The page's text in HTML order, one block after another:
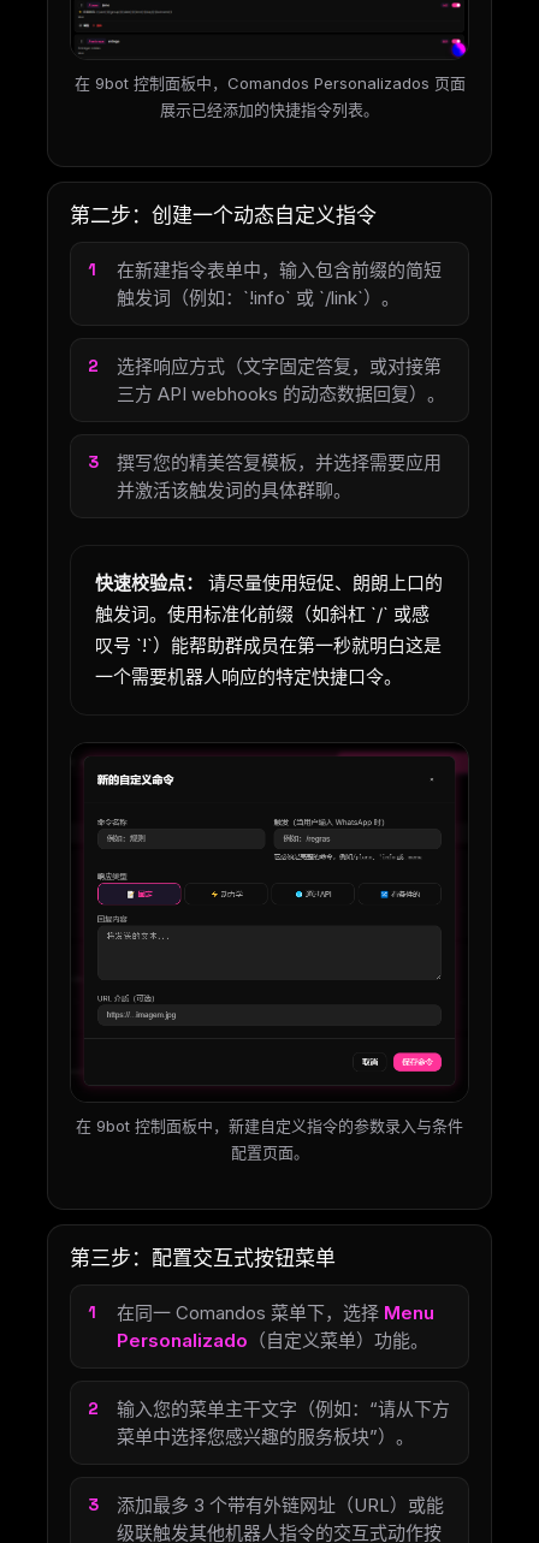
在 9bot 控制面板中，Comandos Personalizados 页面
展示已经添加的快捷指令列表。
第二步：创建一个动态自定义指令
在新建指令表单中，输入包含前缀的简短
触发词（例如：`!info` 或 `/link`）。
选择响应方式（文字固定答复，或对接第
三方 API webhooks 的动态数据回复）。
撰写您的精美答复模板，并选择需要应用
并激活该触发词的具体群聊。
快速校验点：
请尽量使用短促、朗朗上口的
触发词。使用标准化前缀（如斜杠 `/` 或感
叹号 `!`）能帮助群成员在第一秒就明白这是
一个需要机器人响应的特定快捷口令。
在 9bot 控制面板中，新建自定义指令的参数录入与条件
配置页面。
第三步：配置交互式按钮菜单
在同一 Comandos 菜单下，选择 Menu
Personalizado （自定义菜单）功能。
输入您的菜单主干文字（例如：“请从下方
菜单中选择您感兴趣的服务板块”）。
添加最多 3 个带有外链网址（URL）或能
级联触发其他机器人指令的交互式动作按